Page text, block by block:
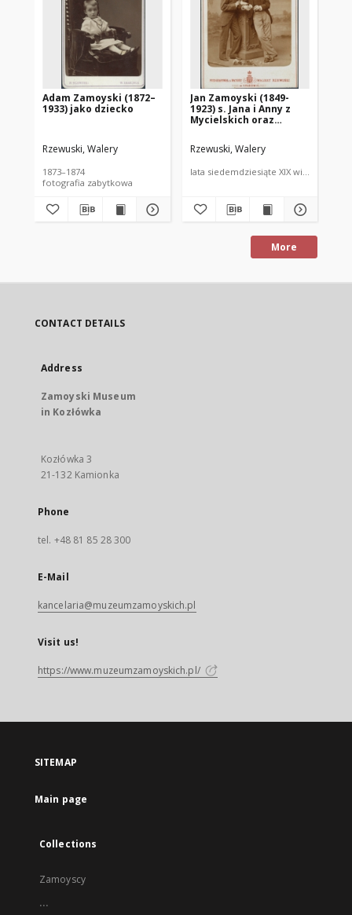
Adam Zamoyski (1872–
1933) jako dziecko
Rzewuski, Walery
1873–1874
fotografia zabytkowa
Jan Zamoyski (1849-
1923) s. Jana i Anny z
Mycielskich oraz
(1855-1908) s.
Aleksandra i Pelagii z
Rzewuski, Walery
lata siedemdziesiąte XIX wieku
More
CONTACT DETAILS
Address
Zamoyski Museum
in Kozłówka
Kozłówka 3
21-132 Kamionka
Phone
tel. +48 81 85 28 300
E-Mail
kancelaria@muzeumzamoyskich.pl
Visit us!
https://www.muzeumzamoyskich.pl/
SITEMAP
Main page
Collections
Zamoyscy
...